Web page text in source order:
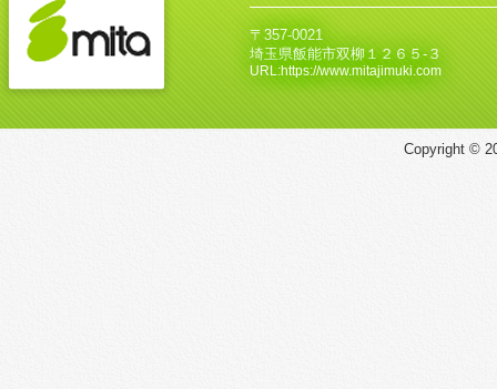
〒357-0021
埼玉県飯能市双柳１２６５‐３
URL:https://www.mitajimuki.com
Copyright ©